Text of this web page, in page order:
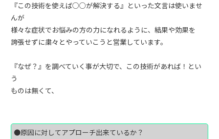
『この技術を使えば○○が解決する』といった文言は使いませ
んが
様々な症状でお悩みの方の力になれるように、結果や効果を
誇張せずに粛々とやっていこうと営業しています。
『なぜ？』を調べていく事が大切で、この技術があれば！とい
う
ものは無くて、
●原因に対してアプローチ出来ているか？